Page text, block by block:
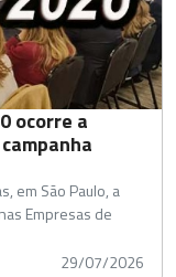
ocorre a
em São Paulo, a
Empresas de
29/07/2026